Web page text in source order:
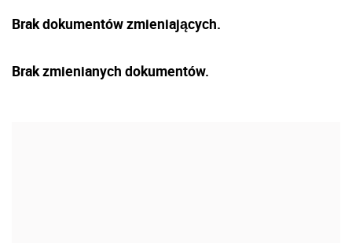
Brak dokumentów zmieniających.
Brak zmienianych dokumentów.